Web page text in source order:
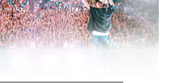
Libre, le duo Quintana Dead Blues
hostilités. Puis, direction le
Panther, venu comme toujours